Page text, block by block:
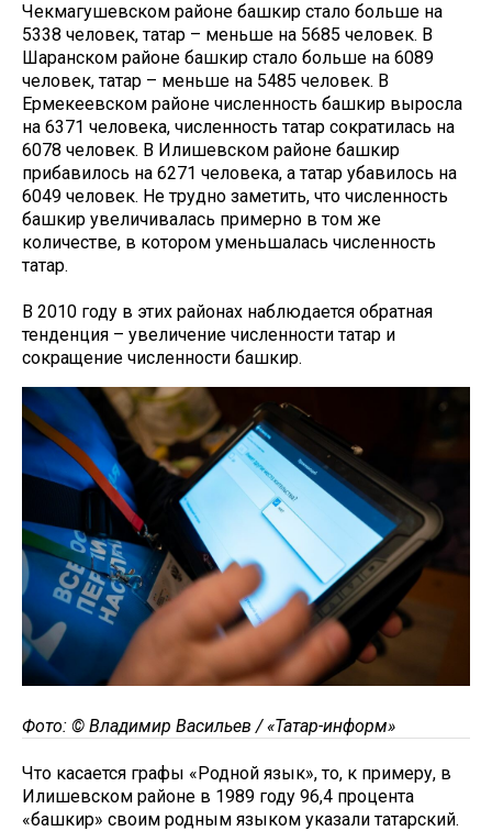
Чекмагушевском районе башкир стало больше на
5338 человек, татар – меньше на 5685 человек. В
Шаранском районе башкир стало больше на 6089
человек, татар – меньше на 5485 человек. В
Ермекеевском районе численность башкир выросла
на 6371 человека, численность татар сократилась на
6078 человек. В Илишевском районе башкир
прибавилось на 6271 человека, а татар убавилось на
6049 человек. Не трудно заметить, что численность
башкир увеличивалась примерно в том же
количестве, в котором уменьшалась численность
татар.
В 2010 году в этих районах наблюдается обратная
тенденция – увеличение численности татар и
сокращение численности башкир.
Фото: © Владимир Васильев / «Татар-информ»
Что касается графы «Родной язык», то, к примеру, в
Илишевском районе в 1989 году 96,4 процента
«башкир» своим родным языком указали татарский.